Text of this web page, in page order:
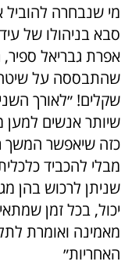
מי שנבחרה להוביל
סבא בניהולו של
אפרת גבריאל
שקלים! ״לאורך
שיותר אנשים למען
כזה שיאפשר המשך
מבלי להכביד
יכול, בכל זמן
מאמינה ואומרת
האחריות״